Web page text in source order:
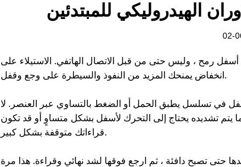
الهيدروليكي للمبتدئين
أسفل رمح ، وليس حتى من قبل الاتصال الهاتفي. الاستيلاء على
انخفاض يمنحك المزيد من النفوذ والسيطرة على وجع وقفل.
لأسفل في تسلسل يطبق الحمل أو الضغط بالتساوي عبر العنصر. لا
تشديده يحتاج إلى التحرك لأسفل بشكل متساوٍ أو قد تكون
قراءاتك متوقفة بشكل كبير.
حتى تصبح دافئة ، ثم ارجع فوقها لشد نهائي وقراءة. هذا مرة